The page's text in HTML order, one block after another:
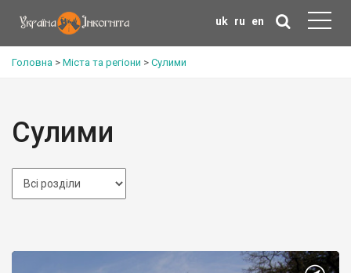
uk ru en
Головна > Міста та регіони > Сулими
Сулими